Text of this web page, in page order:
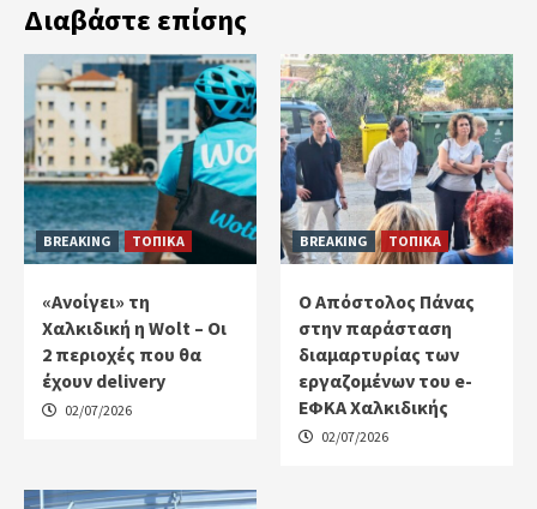
Διαβάστε επίσης
BREAKING ΤΟΠΙΚΑ
«Ανοίγει» τη
Χαλκιδική η Wolt – Οι
2 περιοχές που θα
έχουν delivery
02/07/2026
BREAKING ΤΟΠΙΚΑ
Ο Απόστολος Πάνας
στην παράσταση
διαμαρτυρίας των
εργαζομένων του e-
ΕΦΚΑ Χαλκιδικής
02/07/2026